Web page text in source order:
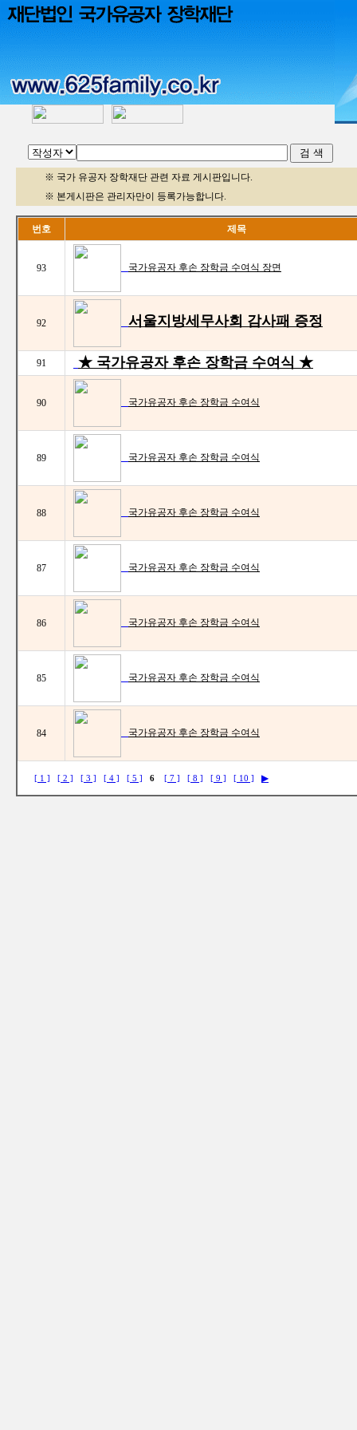
※ 국가 유공자 장학재단 관련 자료 게시판입니다.
※ 본게시판은 관리자만이 등록가능합니다.
번호 제목
93 국가유공자 후손 장학금 수여식 장면
92 서울지방세무사회 감사패 증정
91 ★ 국가유공자 후손 장학금 수여식 ★
90 국가유공자 후손 장학금 수여식
89 국가유공자 후손 장학금 수여식
88 국가유공자 후손 장학금 수여식
87 국가유공자 후손 장학금 수여식
86 국가유공자 후손 장학금 수여식
85 국가유공자 후손 장학금 수여식
84 국가유공자 후손 장학금 수여식
[ 1 ] [ 2 ] [ 3 ] [ 4 ] [ 5 ] 6 [ 7 ] [ 8 ] [ 9 ] [ 10 ] ▶